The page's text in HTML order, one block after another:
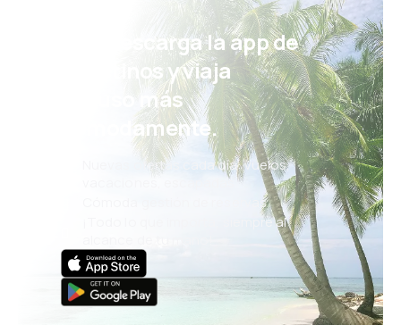
¡Eh! Descarga la app de
eDestinos y viaja
incluso más
cómodamente.
Nuevas ofertas cada día: vuelos,
vacaciones, escapadas
Cómoda gestión de reservas
¡Todo lo que importa, siempre al